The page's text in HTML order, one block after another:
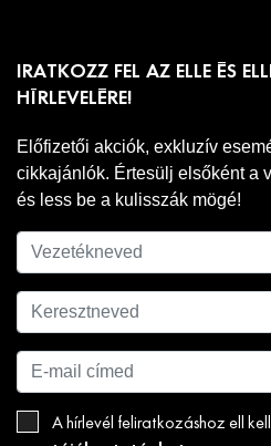
IRATKOZZ FEL AZ ELLE ÉS
HÍRLEVELÉRE!
Előfizetői akciók, exkluzív
cikkajánlók. Értesülj elsőként a
és less be a kulisszák mögé!
A hírlevél feliratkozáshoz ell